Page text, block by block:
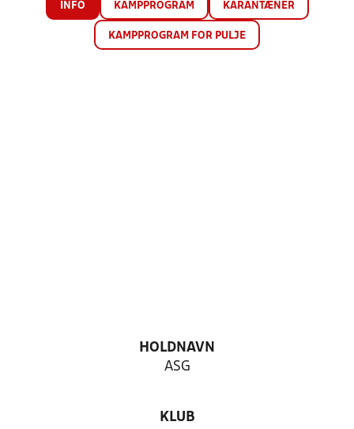
INFO KAMPPROGRAM KARANTÆNER
KAMPPROGRAM FOR PULJE
HOLDNAVN
ASG
KLUB